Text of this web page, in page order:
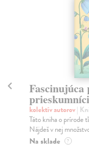
prieskumníci
kolektív autorov|
Táto kniha o prírode
Nájdeš v nej
Na sklade ?